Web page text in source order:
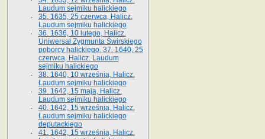
Laudum sejmiku halickiego
35. 1635, 25 czerwca, Halicz.
Laudum sejmiku halickiego
36. 1636, 10 lutego, Halicz.
Uniwersał Zygmunta Świrskiego
poborcy halickiego. 37. 1640, 25
czerwca, Halicz. Laudum
sejmiku halickiego
38. 1640, 10 września, Halicz.
Laudum sejmiku halickiego
39. 1642, 15 maja, Halicz.
Laudum sejmiku halickiego
40. 1642, 15 września, Halicz.
Laudum sejmiku halickiego
deputackiego
41. 1642, 15 września, Halicz.